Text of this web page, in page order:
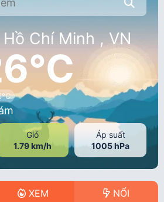
Chí Minh , VN
Gió
1.79 km/h
Áp suất
1005 hPa
XEM NỔI